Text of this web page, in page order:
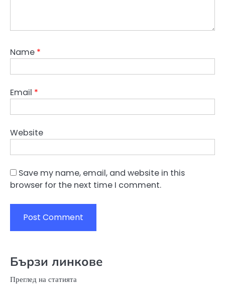
Name *
Email *
Website
Save my name, email, and website in this
browser for the next time I comment.
Бързи линкове
Преглед на статията